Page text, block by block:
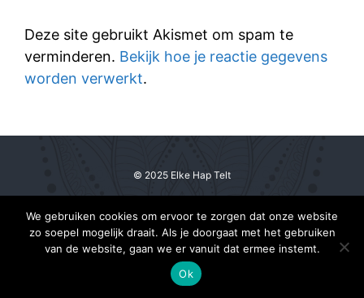
Deze site gebruikt Akismet om spam te
verminderen. Bekijk hoe je reactie gegevens
worden verwerkt.
© 2025 Elke Hap Telt
We gebruiken cookies om ervoor te zorgen dat onze website
zo soepel mogelijk draait. Als je doorgaat met het gebruiken
van de website, gaan we er vanuit dat ermee instemt.
Ok